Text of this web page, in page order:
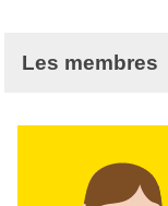
Les membres